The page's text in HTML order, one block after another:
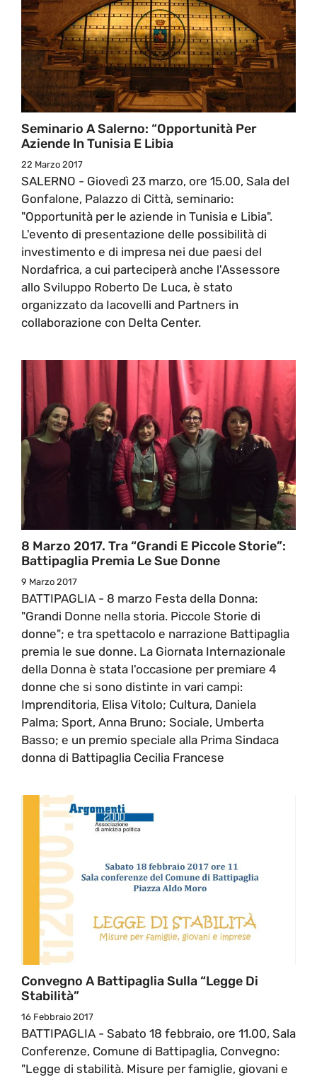
Seminario A Salerno: “Opportunità Per
Aziende In Tunisia E Libia
22 Marzo 2017
SALERNO - Giovedì 23 marzo, ore 15.00, Sala del
Gonfalone, Palazzo di Città, seminario:
"Opportunità per le aziende in Tunisia e Libia".
L'evento di presentazione delle possibilità di
investimento e di impresa nei due paesi del
Nordafrica, a cui parteciperà anche l'Assessore
allo Sviluppo Roberto De Luca, è stato
organizzato da Iacovelli and Partners in
collaborazione con Delta Center.
8 Marzo 2017. Tra “Grandi E Piccole Storie”:
Battipaglia Premia Le Sue Donne
9 Marzo 2017
BATTIPAGLIA - 8 marzo Festa della Donna:
"Grandi Donne nella storia. Piccole Storie di
donne"; e tra spettacolo e narrazione Battipaglia
premia le sue donne. La Giornata Internazionale
della Donna è stata l'occasione per premiare 4
donne che si sono distinte in vari campi:
Imprenditoria, Elisa Vitolo; Cultura, Daniela
Palma; Sport, Anna Bruno; Sociale, Umberta
Basso; e un premio speciale alla Prima Sindaca
donna di Battipaglia Cecilia Francese
Convegno A Battipaglia Sulla “Legge Di
Stabilità”
16 Febbraio 2017
BATTIPAGLIA - Sabato 18 febbraio, ore 11.00, Sala
Conferenze, Comune di Battipaglia, Convegno:
"Legge di stabilità. Misure per famiglie, giovani e